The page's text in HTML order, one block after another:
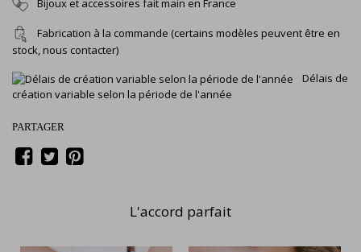
Bijoux et accessoires fait main en France
Fabrication à la commande (certains modèles peuvent être en
stock, nous contacter)
Délais de
création variable selon la période de l'année
PARTAGER
L'accord parfait